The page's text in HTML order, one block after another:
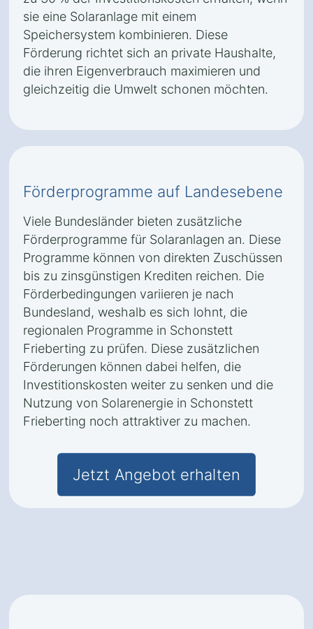
sie eine Solaranlage mit einem
Speichersystem kombinieren. Diese
Förderung richtet sich an private Haushalte,
die ihren Eigenverbrauch maximieren und
gleichzeitig die Umwelt schonen möchten.
Förderprogramme auf Landesebene
Viele Bundesländer bieten zusätzliche
Förderprogramme für Solaranlagen an. Diese
Programme können von direkten Zuschüssen
bis zu zinsgünstigen Krediten reichen. Die
Förderbedingungen variieren je nach
Bundesland, weshalb es sich lohnt, die
regionalen Programme in Schonstett
Frieberting zu prüfen. Diese zusätzlichen
Förderungen können dabei helfen, die
Investitionskosten weiter zu senken und die
Nutzung von Solarenergie in Schonstett
Frieberting noch attraktiver zu machen.
Jetzt Angebot erhalten